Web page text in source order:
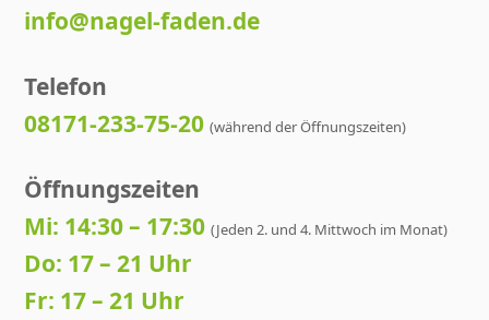
info@nagel-faden.de
Telefon
08171-233-75-20 (während der Öffnungszeiten)
Öffnungszeiten
Mi: 14:30 – 17:30(Jeden 2. und 4. Mittwoch im Monat)
Do: 17 – 21 Uhr
Fr: 17 – 21 Uhr